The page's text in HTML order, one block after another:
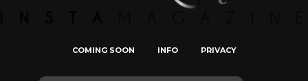
COMING SOON INFO PRIVACY